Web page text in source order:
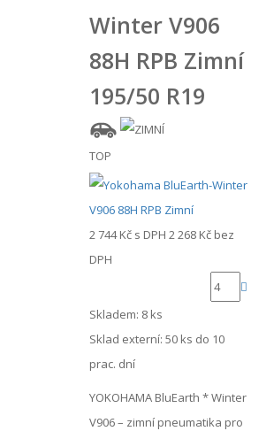
Winter V906
88H RPB Zimní
195/50 R19
TOP
2 744 Kč s DPH 2 268 Kč bez
DPH
Skladem: 8 ks
Sklad externí: 50 ks do 10
prac. dní
YOKOHAMA BluEarth * Winter
V906 – zimní pneumatika pro